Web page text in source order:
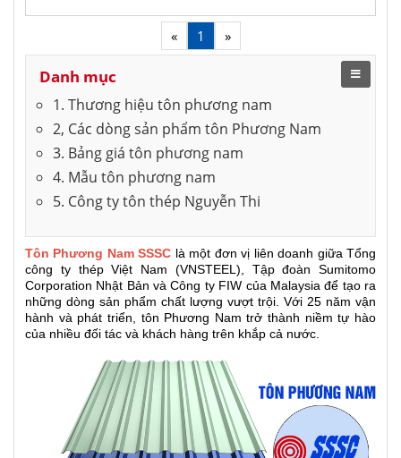
« 1 »
Danh mục
1. Thương hiệu tôn phương nam
2, Các dòng sản phẩm tôn Phương Nam
3. Bảng giá tôn phương nam
4. Mẫu tôn phương nam
5. Công ty tôn thép Nguyễn Thi
Tôn Phương Nam SSSC là một đơn vị liên doanh giữa Tổng
công ty thép Việt Nam (VNSTEEL), Tập đoàn Sumitomo
Corporation Nhật Bản và Công ty FIW của Malaysia để tạo ra
những dòng sản phẩm chất lượng vượt trội. Với 25 năm vận
hành và phát triển, tôn Phương Nam trở thành niềm tự hào
của nhiều đối tác và khách hàng trên khắp cả nước.